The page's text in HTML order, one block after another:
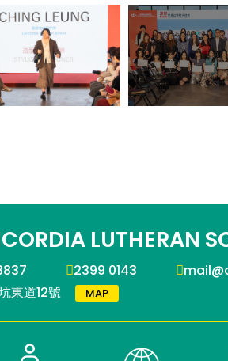
LUTHERAN
2399 0143
東道12號
MAP